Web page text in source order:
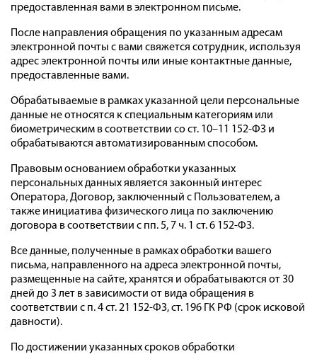
предоставленная вами в электронном письме.
После направления обращения по указанным адресам
электронной почты с вами свяжется сотрудник, используя
адрес электронной почты или иные контактные данные,
предоставленные вами.
Обрабатываемые в рамках указанной цели персональные
данные не относятся к специальным категориям или
биометрическим в соответствии со ст. 10–11 152-ФЗ и
обрабатываются автоматизированным способом.
Правовым основанием обработки указанных
персональных данных является законный интерес
Оператора, Договор, заключенный с Пользователем, а
также инициатива физического лица по заключению
договора в соответствии с пп. 5, 7 ч. 1 ст. 6 152-ФЗ.
Все данные, полученные в рамках обработки вашего
письма, направленного на адреса электронной почты,
размещенные на сайте, хранятся и обрабатываются от 30
дней до 3 лет в зависимости от вида обращения в
соответствии с п. 4 ст. 21 152-ФЗ, ст. 196 ГК РФ (срок исковой
давности).
По достижении указанных сроков обработки